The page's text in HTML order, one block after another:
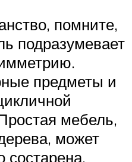
помните,
подразумевает
предметы и
мебель,
может
состарена.